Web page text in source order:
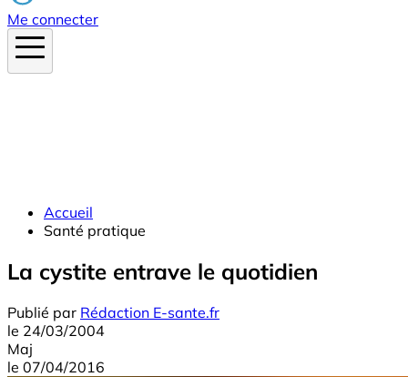
Me connecter
Accueil
Santé pratique
La cystite entrave le quotidien
Publié par Rédaction E-sante.fr
le 24/03/2004
Maj
le 07/04/2016